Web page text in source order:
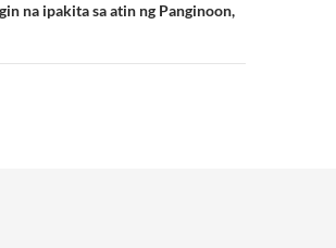
na ipakita sa atin ng Panginoon,